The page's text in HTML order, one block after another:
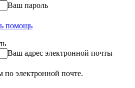
Ваш пароль
помощь
Ваш адрес электронной почты
по электронной почте.